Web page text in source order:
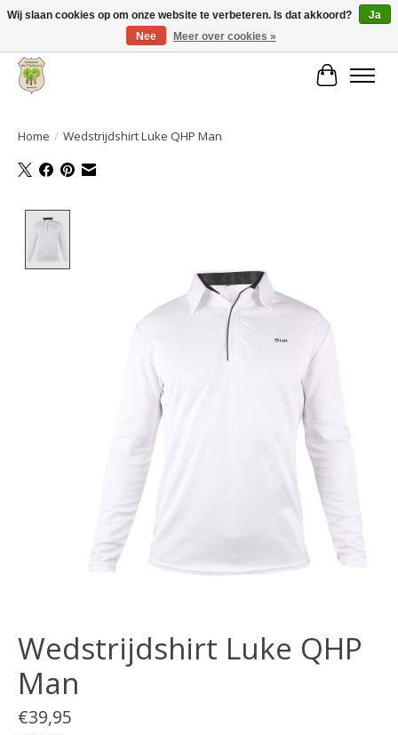
Grote keuze aan producten en snelle verzending!
Home / Wedstrijdshirt Luke QHP Man
Wedstrijdshirt Luke QHP
Man
€39,95
Wij slaan cookies op om onze website te verbeteren. Is dat akkoord?
Ja
Nee
Meer over cookies »